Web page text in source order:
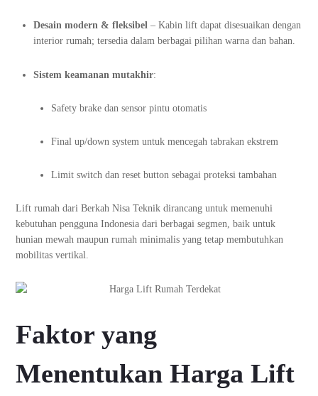
Desain modern & fleksibel – Kabin lift dapat disesuaikan dengan
interior rumah; tersedia dalam berbagai pilihan warna dan bahan.
Sistem keamanan mutakhir:
Safety brake dan sensor pintu otomatis
Final up/down system untuk mencegah tabrakan ekstrem
Limit switch dan reset button sebagai proteksi tambahan
Lift rumah dari Berkah Nisa Teknik dirancang untuk memenuhi
kebutuhan pengguna Indonesia dari berbagai segmen, baik untuk
hunian mewah maupun rumah minimalis yang tetap membutuhkan
mobilitas vertikal.
Faktor yang
Menentukan Harga Lift